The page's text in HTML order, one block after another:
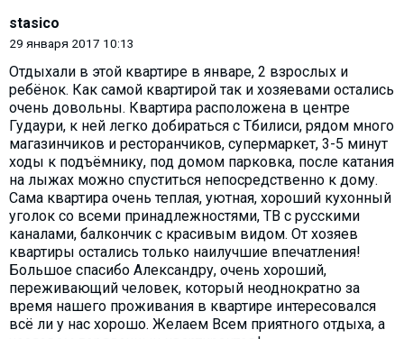
stasico
29 января 2017 10:13
Отдыхали в этой квартире в январе, 2 взрослых и
ребёнок. Как самой квартирой так и хозяевами остались
очень довольны. Квартира расположена в центре
Гудаури, к ней легко добираться с Тбилиси, рядом много
магазинчиков и ресторанчиков, супермаркет, 3-5 минут
ходы к подъёмнику, под домом парковка, после катания
на лыжах можно спуститься непосредственно к дому.
Сама квартира очень теплая, уютная, хороший кухонный
уголок со всеми принадлежностями, ТВ с русскими
каналами, балкончик с красивым видом. От хозяев
квартиры остались только наилучшие впечатления!
Большое спасибо Александру, очень хороший,
переживающий человек, который неоднократно за
время нашего проживания в квартире интересовался
всё ли у нас хорошо. Желаем Всем приятного отдыха, а